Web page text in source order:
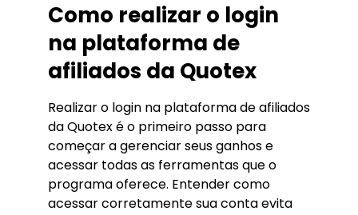
Como realizar o login
na plataforma de
afiliados da Quotex
Realizar o login na plataforma de afiliados
da Quotex é o primeiro passo para
começar a gerenciar seus ganhos e
acessar todas as ferramentas que o
programa oferece. Entender como
acessar corretamente sua conta evita